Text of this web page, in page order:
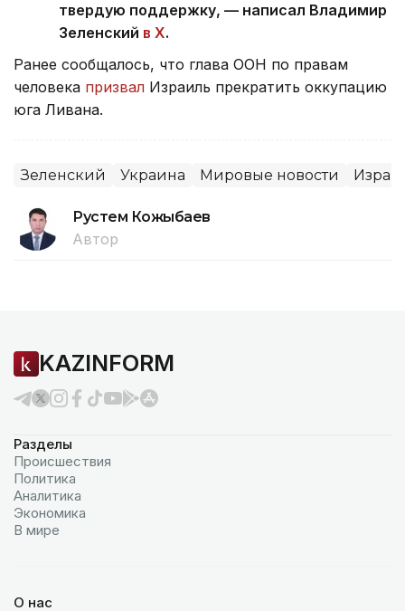
твердую поддержку, — написал Владимир
Зеленский в X.
Ранее сообщалось, что глава ООН по правам
человека призвал Израиль прекратить оккупацию
юга Ливана.
Зеленский Украина Мировые новости
Рустем Кожыбаев
Автор
KAZINFORM
Разделы
Происшествия
Политика
Аналитика
Экономика
В мире
О нас